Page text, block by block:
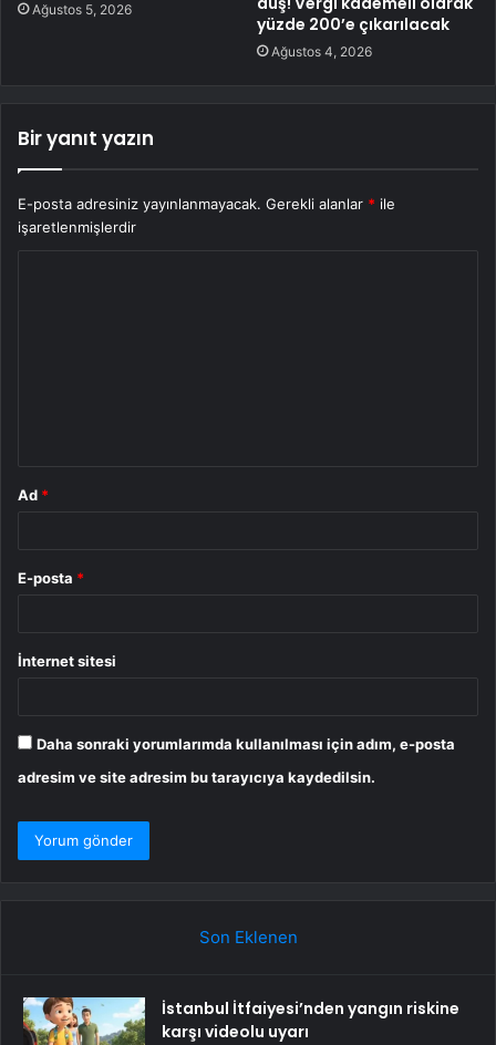
Ağustos 5, 2026
yüzde 200’e çıkarılacak
Ağustos 4, 2026
Bir yanıt yazın
E-posta adresiniz yayınlanmayacak. Gerekli alanlar * ile
işaretlenmişlerdir
Ad *
E-posta *
İnternet sitesi
Daha sonraki yorumlarımda kullanılması için adım, e-posta
adresim ve site adresim bu tarayıcıya kaydedilsin.
Son Eklenen
İstanbul İtfaiyesi’nden yangın riskine
karşı videolu uyarı